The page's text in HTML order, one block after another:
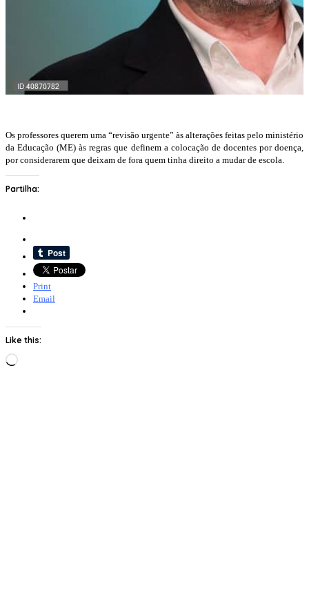
Os professores querem uma “revisão urgente” às alterações feitas pelo ministério
da Educação (ME) às regras que definem a colocação de docentes por doença,
por considerarem que deixam de fora quem tinha direito a mudar de escola.
Partilha:
Print
Email
Like this:
Loading…